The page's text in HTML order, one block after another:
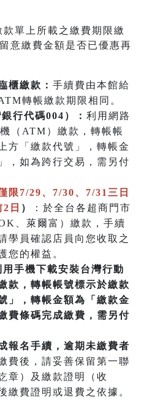
單上所載之繳費期限繳
意繳費金額是否已優惠再
櫃繳款： 手續費由本館給
轉帳繳款期限相同。
行代碼004）： 利用網路
（ATM）繳款，轉帳帳
方「繳款代號」，轉帳金
，如為跨行交易，需另付
限7/29、7/30、7/31三日
日 ）
：於全台各超商門市
、萊爾富）繳款，手續
學員確認店員向您收取之
您的權益。
手機下載安裝台灣行動
款，轉帳帳號標示於繳款
」，轉帳金額為「繳款金
費條碼完成繳費，需另付
報名手續，逾期未繳費者
費後，請妥善保留第一聯
章）及繳款證明（收
繳費證明或退費之依據。